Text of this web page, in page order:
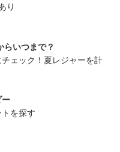
り
らいつまで？
ェック！夏レジャーを計
を探す